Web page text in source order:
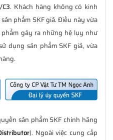
C3. Khách hàng không có kinh
phẩm SKF giả. Điều này vừa
gây ra những hệ lụy như
dụng sản phẩm SKF giả, vừa
sản phẩm SKF chính hãng
). Ngoài việc cung cấp